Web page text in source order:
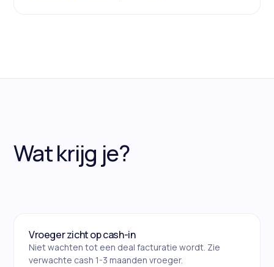
Wat krijg je?
Vroeger zicht op cash-in
Niet wachten tot een deal facturatie wordt. Zie
verwachte cash 1-3 maanden vroeger.